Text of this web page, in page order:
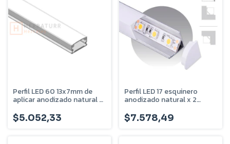
Perfil LED 60 13x7mm de
aplicar anodizado natural x
$5.052,33
Perfil LED 17 esquinero
anodizado natural x 2
$7.578,49